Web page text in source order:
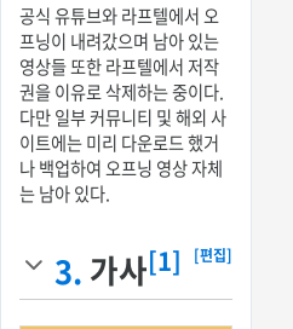
공식 유튜브와 라프텔에서 오
프닝이 내려갔으며 남아 있는
영상들 또한 라프텔에서 저작
권을 이유로 삭제하는 중이다.
다만 일부 커뮤니티 및 해외 사
이트에는 미리 다운로드 했거
나 백업하여 오프닝 영상 자체
는 남아 있다.
3. 가사[1] [편집]